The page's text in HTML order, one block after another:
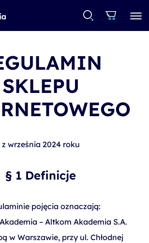
SKLEPU
z września 2024 roku
§ 1 Definicje
pojęcia oznaczają:
– Altkom Akademia S.A.
w Warszawie, przy ul. Chłodnej